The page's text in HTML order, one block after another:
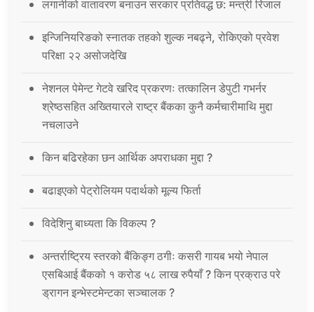
लगानीको वातावरण बनाउन सरकार प्रतिवद्ध छ: मन्त्री रिजाल
इन्जिनियरिङको स्नातक तहको शुल्क नबढ्ने, रोकिएको प्रवेश
परिक्षा २२ असोजदेखि
नेशनल पेमेन्ट गेटवे खरिद प्रकरणः तत्कालिन डेपुटी गभर्नर
श्रेष्ठसहित अख्तियारले राष्ट्र बैंकका कुनै कर्मचारीमाथि मुद्दा
नचलाउने
किन बढिरहेका छन आर्थिक अपराधका मुद्दा ?
बढाइएको पेट्रोलियम पदार्थको मूल्य फिर्ता
विदेशिनु बाध्यता कि विकल्प ?
अन्तर्राष्ट्रिय स्तरको बैंकिङ्ग ठगीः कसरी गायब भयो नेपाल
एसबिआई बैंकको १ करोड ५८ लाख रुपैयाँ ? किन प्रक्राउ परे
ड्रागन इन्भेस्टमेन्टका सञ्चालक ?